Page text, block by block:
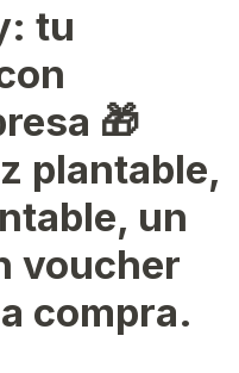
tu
🎁
plantable,
un
voucher
compra.